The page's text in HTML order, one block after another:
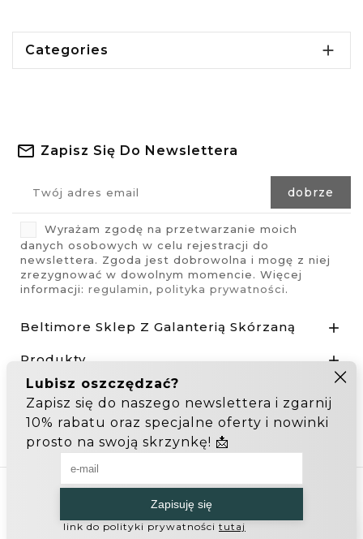
Categories 
Zapisz Się Do Newslettera
Wyrażam zgodę na przetwarzanie moich
danych osobowych w celu rejestracji do
newslettera. Zgoda jest dobrowolna i mogę z niej
zrezygnować w dowolnym momencie. Więcej
informacji: regulamin, polityka prywatności.
Beltimore Sklep Z Galanterią Skórzaną 
Produkty 
Nasza Firma 
Odstąp od umowy tutaj
Zakupy hurtowe:Hurtownia Galanterii